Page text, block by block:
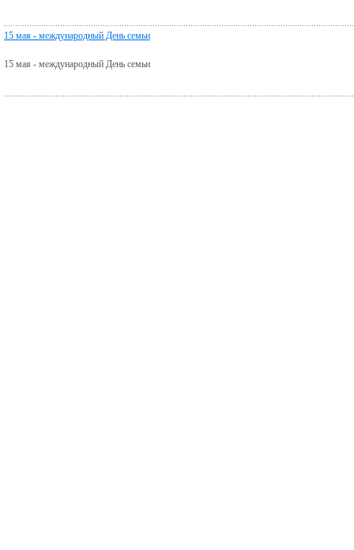
15 мая - международный День семьи
15 мая - международный День семьи